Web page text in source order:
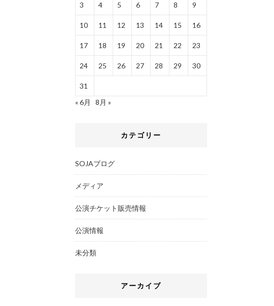
3 4 5 6 7 8 9
10 11 12 13 14 15 16
17 18 19 20 21 22 23
24 25 26 27 28 29 30
31
« 6月
8月 »
カテゴリー
SOJAブログ
メディア
公演チケット販売情報
公演情報
未分類
アーカイブ